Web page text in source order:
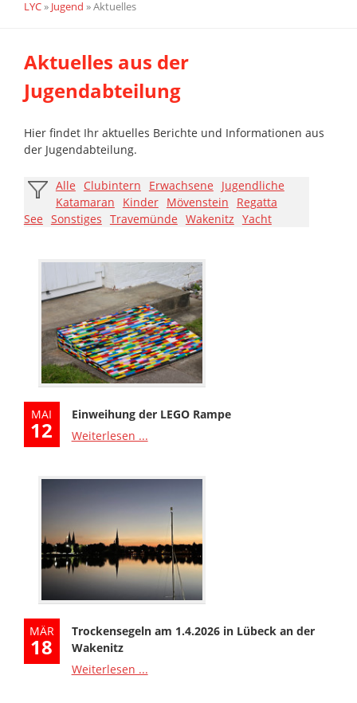
LYC» Jugend »Aktuelles
Aktuelles aus der
Jugendabteilung
Hier findet Ihr aktuelles Berichte und Informationen aus
der Jugendabteilung.
Alle Clubintern Erwachsene
Jugendliche
Katamaran
Kinder Mövenstein
Regatta
See Sonstiges Travemünde Wakenitz Yacht
MAI
12
Einweihung der LEGO Rampe
Weiterlesen ...
MÄR
18
Trockensegeln am 1.4.2026 in Lübeck an der
Wakenitz
Weiterlesen ...